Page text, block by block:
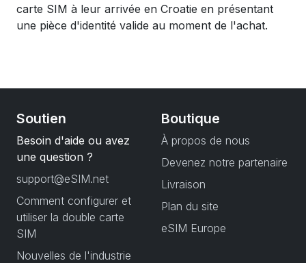
carte SIM à leur arrivée en Croatie en présentant
une pièce d'identité valide au moment de l'achat.
Soutien
Besoin d'aide ou avez
une question ?
support@eSIM.net
Comment configurer et
utiliser la double carte
SIM
Nouvelles de l'industrie
Boutique
À propos de nous
Devenez notre partenaire
Livraison
Plan du site
eSIM Europe